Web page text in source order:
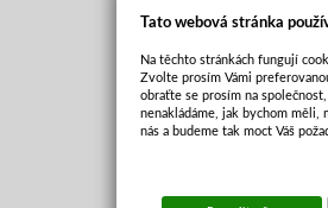
Tato webová stránka
Na těchto stránkách fungují
Zvolte prosím Vámi
obraťte se prosím na
nenakládáme, jak bychom měli,
nás a budeme tak moct Váš